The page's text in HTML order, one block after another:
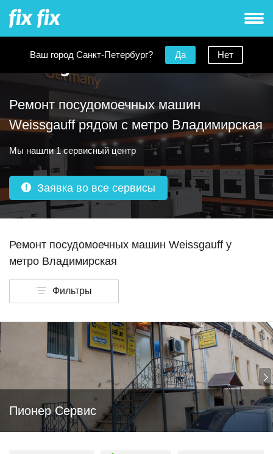
Ваш город Санкт-Петербург? Да Нет
Ремонт посудомоечных машин
Weissgauff рядом с метро Владимирская
Мы нашли 1 сервисный центр
Заявка во все сервисы
Ремонт посудомоечных машин Weissgauff у
метро Владимирская
Фильтры
Пионер Сервис